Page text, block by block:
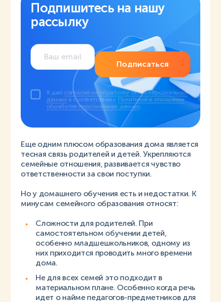
Подпишитесь на нашу
рассылку
Подписаться
Я даю согласие на обработку своих персональных
данных в соответствии с Политикой в отношении
обработки персональных данных
Еще одним плюсом образования дома является
тесная связь родителей и детей. Укрепляются
семейные отношения, развивается чувство
ответственности за свои поступки.
Но у домашнего обучения есть и недостатки. К
минусам семейного образования относят:
Сложности для родителей. При
самостоятельном обучении детей,
особенно младшешкольников, одному из
них приходится проводить много времени
дома.
Не для всех семей это подходит в
материальном плане. Особенно когда речь
идет о найме педагогов-предметников для